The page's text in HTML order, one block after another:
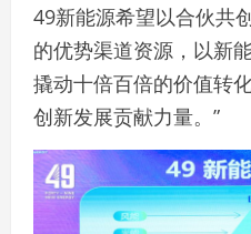
49新能源希望以合伙共
的优势渠道资源，以新
撬动十倍百倍的价值转
创新发展贡献力量。”